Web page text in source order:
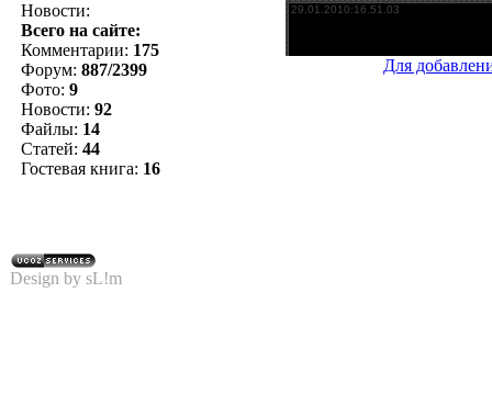
Новости:
Всего на сайте:
Комментарии: 175
Форум: 887/2399
Фото: 9
Новости: 92
Файлы: 14
Статей: 44
Гостевая книга: 16
Для
Design by sL!m